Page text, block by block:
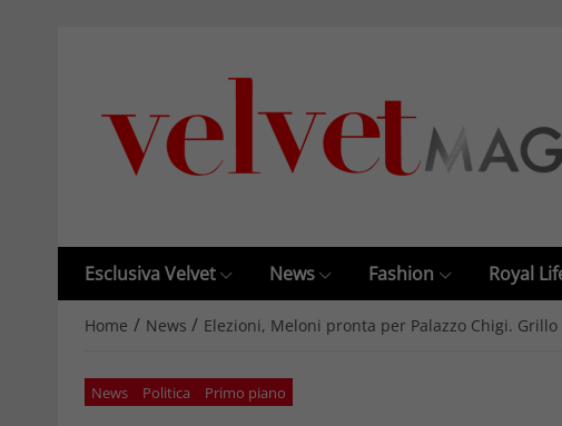
Esclusiva Velvet News Fashion Royal
Home / News / Elezioni, Meloni pronta per Palazzo Chigi.
News Politica Primo piano